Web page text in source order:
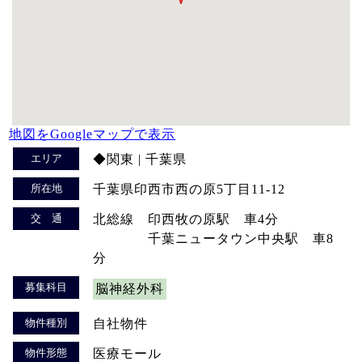
地図をGoogleマップで表示
エリア ◆関東 | 千葉県
所在地 千葉県印西市西の原5丁目11-12
交 通
北総線 印西牧の原駅 車4分
千葉ニュータウン中央駅 車8
分
募集科目 脳神経外科
物件種別 自社物件
物件形態 医療モール